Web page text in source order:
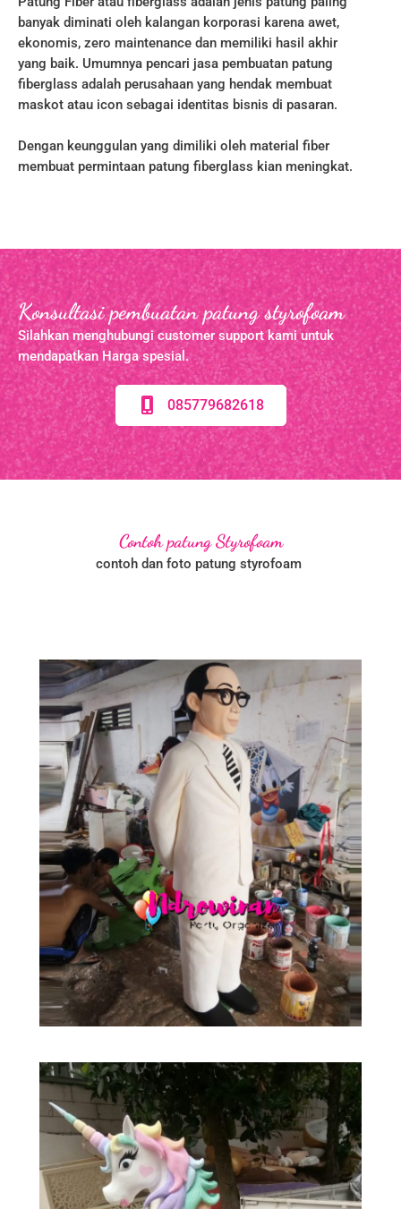
banyak diminati oleh kalangan korporasi karena awet,
ekonomis, zero maintenance dan memiliki hasil akhir
yang baik. Umumnya pencari jasa pembuatan patung
fiberglass adalah perusahaan yang hendak membuat
maskot atau icon sebagai identitas bisnis di pasaran.
Dengan keunggulan yang dimiliki oleh material fiber
membuat permintaan patung fiberglass kian meningkat.
Konsultasi pembuatan patung styrofoam
Silahkan menghubungi customer support kami untuk
mendapatkan Harga spesial.
085779682618
Contoh patung Styrofoam
contoh dan foto patung styrofoam